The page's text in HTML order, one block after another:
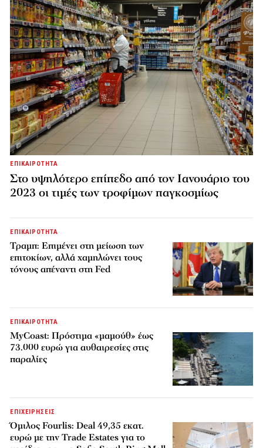
ΕΠΙΚΑΙΡΟΤΗΤΑ
Στο υψηλότερο επίπεδο από τον Ιανουάριο του
2023 οι τιμές των τροφίμων παγκοσμίως
ΕΠΙΚΑΙΡΟΤΗΤΑ
Τραμπ: Επιμένει στη μείωση των
επιτοκίων, αλλά χαμηλώνει τους
τόνους απέναντι στη Fed
ΕΠΙΚΑΙΡΟΤΗΤΑ
MyCoast: Πρόστιμα «μαμούθ» έως
73.000 ευρώ για αυθαιρεσίες στις
παραλίες
ΕΠΙΧΕΙΡΗΣΕΙΣ
Όμιλος Fourlis: Deal 49,35 εκατ.
ευρώ με την Trade Estates για το